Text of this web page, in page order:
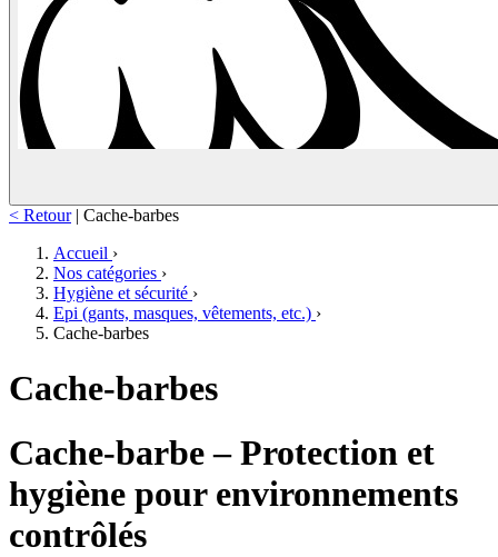
< Retour | Cache-barbes
Accueil ›
Nos catégories ›
Hygiène et sécurité ›
Epi (gants, masques, vêtements, etc.) ›
Cache-barbes
Cache-barbes
Cache-barbe – Protection et
hygiène pour environnements
contrôlés